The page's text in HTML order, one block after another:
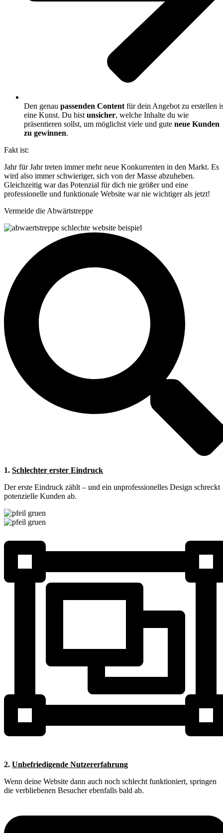
Den genau passenden Content für dein Angebot zu erstellen
eine Kunst. Du bist unsicher, welche Inhalte du wie
präsentieren sollst, um möglichst viele und gute neue Kunden
zu gewinnen.
Fakt ist:
Jahr für Jahr treten immer mehr neue Konkurrenten in den Markt. Es
wird also immer schwieriger, sich von der Masse abzuheben.
Gleichzeitig war das Potenzial für dich nie größer und eine
professionelle und funktionale Website war nie wichtiger als jetzt!
Vermeide die Abwärtstreppe
1. Schlechter erster Eindruck
Der erste Eindruck zählt – und ein unprofessionelles Design schreckt
potenzielle Kunden ab.
2. Unbefriedigende Nutzererfahrung
Wenn deine Website dann auch noch schlecht funktioniert, springen
die verbliebenen Besucher ebenfalls bald ab.